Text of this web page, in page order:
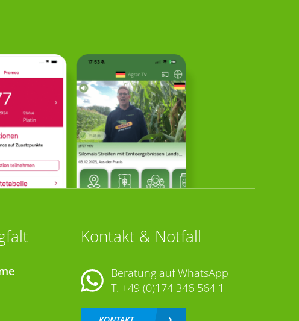
Kontakt & Notfall
Beratung auf WhatsApp
T. +49 (0)174 346 564 1